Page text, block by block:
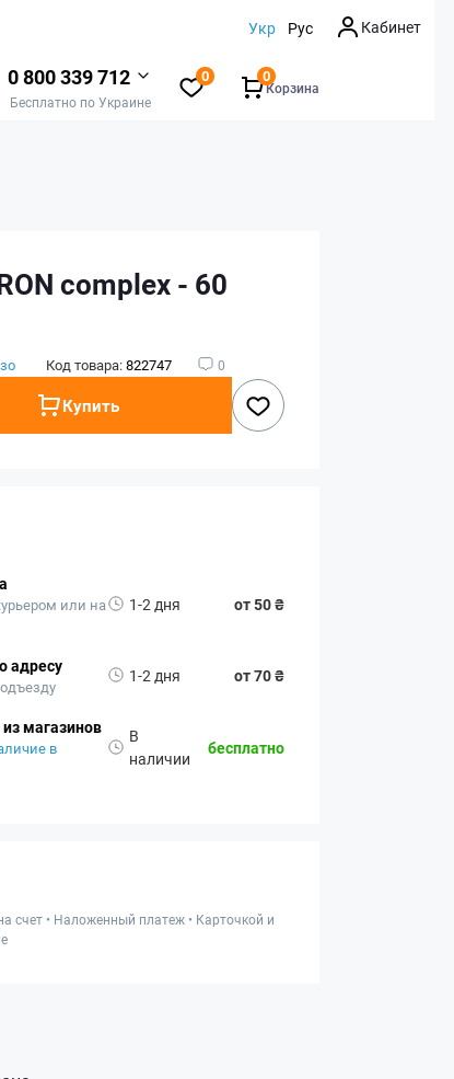
Укр Рус Кабинет
0 800 339 712
Бесплатно по Украине
0
Корзина
0
complex - 60
Код товара:822747 0
Купить
или на
1-2 дня от 50 ₴
адресу 1-2 дня от 70 ₴
магазинов
в
В
наличии
бесплатно
счет • Наложенный платеж • Карточкой и